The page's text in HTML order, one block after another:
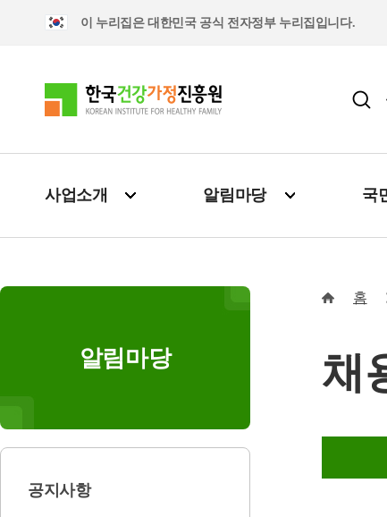
이 누리집은 대한민국 공식 전자정부 누리집입니다.
사업소개 알림마당 국
알림마당
공지사항
홈
채